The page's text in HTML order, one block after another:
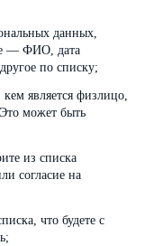
данных,
— ФИО, дата
по списку;
является физлицо,
может быть
из списка
согласие на
что будете с